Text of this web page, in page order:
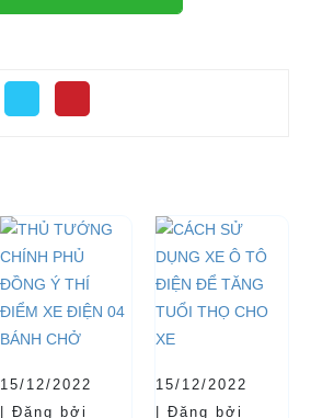
15/12/2022
| Đăng bởi
15/12/2022
| Đăng bởi